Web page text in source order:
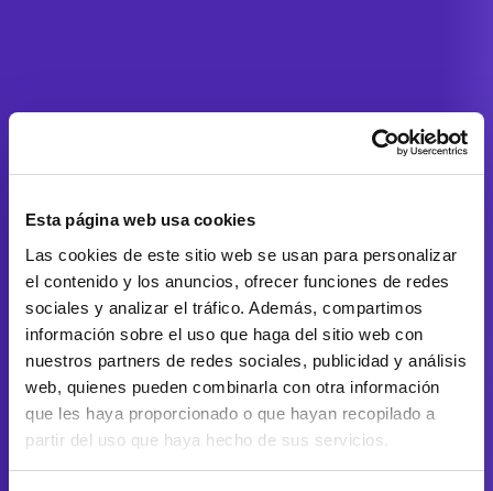
Esta página web usa cookies
Las cookies de este sitio web se usan para personalizar
el contenido y los anuncios, ofrecer funciones de redes
sociales y analizar el tráfico. Además, compartimos
información sobre el uso que haga del sitio web con
nuestros partners de redes sociales, publicidad y análisis
web, quienes pueden combinarla con otra información
que les haya proporcionado o que hayan recopilado a
partir del uso que haya hecho de sus servicios.